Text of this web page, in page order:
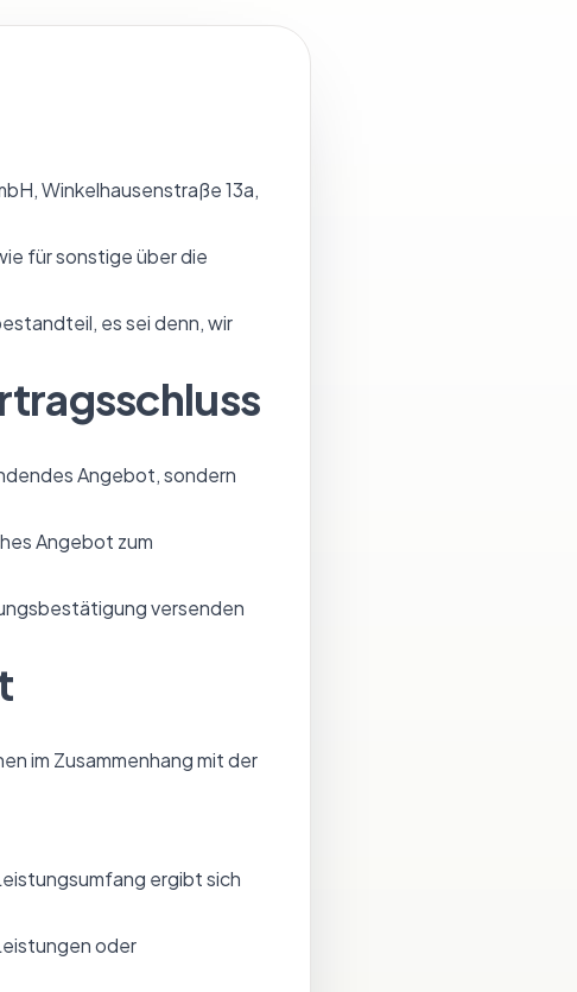
Winkelhausenstraße 13a,
für sonstige über die
es sei denn, wir
Angebot, sondern
Angebot zum
versenden
im Zusammenhang mit der
ergibt sich
oder